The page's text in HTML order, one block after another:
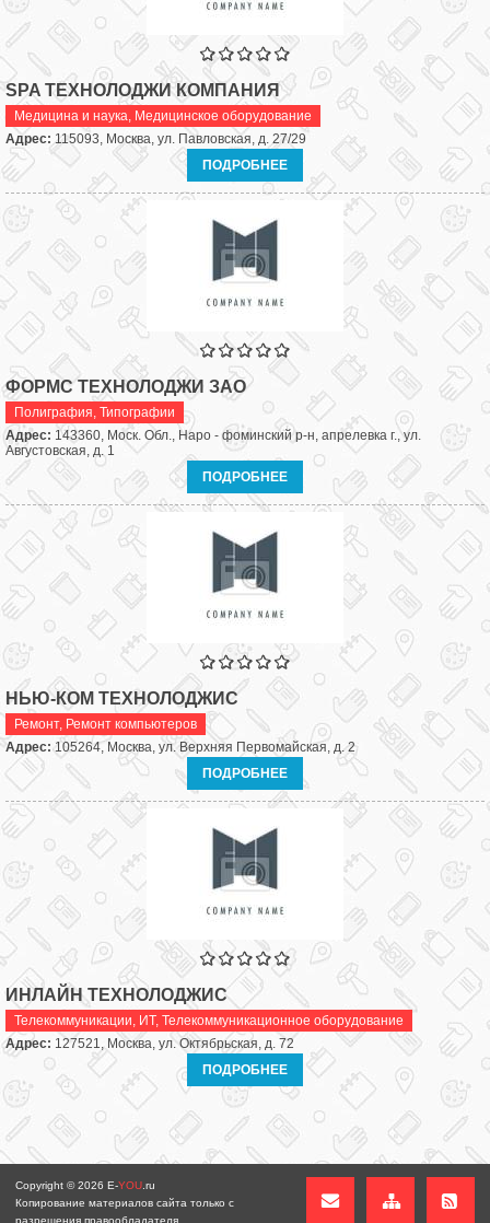
SPA ТЕХНОЛОДЖИ КОМПАНИЯ
Медицина и наука, Медицинское оборудование
Адрес: 115093, Москва, ул. Павловская, д. 27/29
ПОДРОБНЕЕ
ФОРМС ТЕХНОЛОДЖИ ЗАО
Полиграфия, Типографии
Адрес: 143360, Моск. Обл., Наро - фоминский р-н, апрелевка г., ул.
Августовская, д. 1
ПОДРОБНЕЕ
НЬЮ-КОМ ТЕХНОЛОДЖИС
Ремонт, Ремонт компьютеров
Адрес:105264, Москва, ул. Верхняя Первомайская, д. 2
ПОДРОБНЕЕ
ИНЛАЙН ТЕХНОЛОДЖИС
Телекоммуникации, ИТ, Телекоммуникационное оборудование
Адрес: 127521, Москва, ул. Октябрьская, д. 72
ПОДРОБНЕЕ
Copyright © 2026 E-YOU .ru
Копирование материалов сайта только с
разрешения правообладателя.